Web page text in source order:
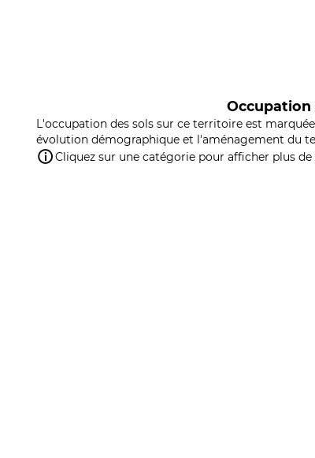
Occupation
L'occupation des sols sur ce territoire est
évolution démographique et l'aménagement du
Cliquez sur une catégorie pour afficher plus de